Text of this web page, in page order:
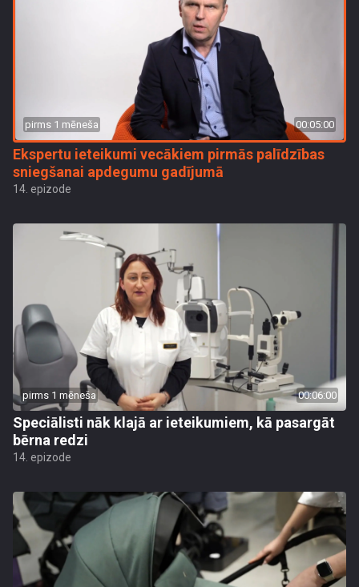
pirms 1 mēneša 00:05:00
Ekspertu ieteikumi vecākiem pirmās palīdzības
sniegšanai apdegumu gadījumā
14. epizode
pirms 1 mēneša 00:06:00
Speciālisti nāk klajā ar ieteikumiem, kā pasargāt
bērna redzi
14. epizode